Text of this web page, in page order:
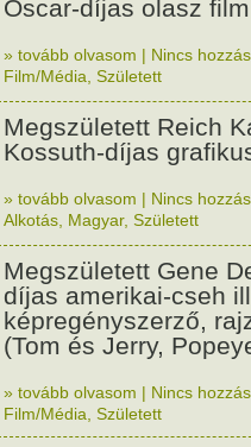
Oscar-díjas olasz
» tovább olvasom | Nincs
Film/Média Született
Megszületett Reich
Kossuth-díjas
» tovább olvasom | Nincs
Alkotás Magyar, Született
Megszületett Gene
díjas amerikai-cseh
képregényszerző,
(Tom és Jerry,
» tovább olvasom | Nincs
Film/Média Született